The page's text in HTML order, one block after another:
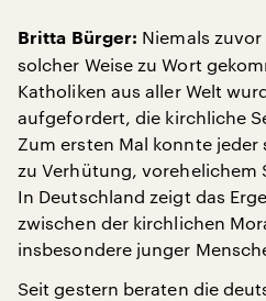
Britta Bürger: Niemals
solcher Weise zu Wort
Katholiken aus aller Welt
aufgefordert, die kirchliche
Zum ersten Mal konnte
zu Verhütung, vorehelichem
In Deutschland zeigt das
zwischen der kirchlichen
insbesondere junger
Seit gestern beraten die